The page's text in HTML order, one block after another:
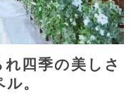
四季の美しさ
。